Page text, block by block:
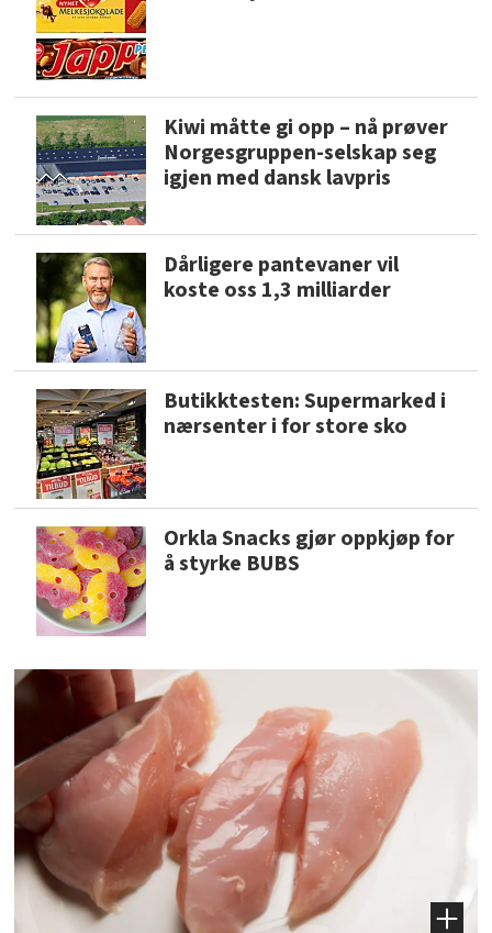
Kiwi måtte gi opp – nå prøver
Norgesgruppen-selskap seg
igjen med dansk lavpris
Dårligere pantevaner vil
koste oss 1,3 milliarder
Butikktesten: Supermarked i
nærsenter i for store sko
Orkla Snacks gjør oppkjøp for
å styrke BUBS